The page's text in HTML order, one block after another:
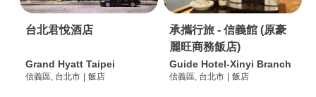
台北君悅酒店
Grand Hyatt Taipei
信義區, 台北市 飯店
承攜行旅 - 信義館 (原豪
麗旺商務飯店)
Guide Hotel-Xinyi Branch
信義區, 台北市 飯店